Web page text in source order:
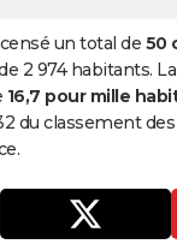
un total de 50
2 974 habitants.
16,7 pour mille
du classement des